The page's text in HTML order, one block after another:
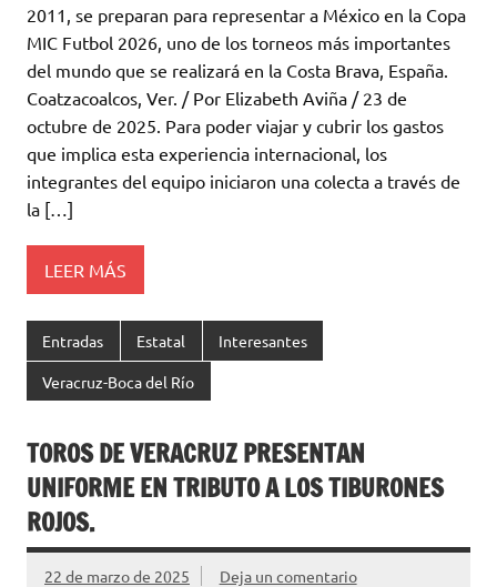
2011, se preparan para representar a México en la Copa
MIC Futbol 2026, uno de los torneos más importantes
del mundo que se realizará en la Costa Brava, España.
Coatzacoalcos, Ver. / Por Elizabeth Aviña / 23 de
octubre de 2025. Para poder viajar y cubrir los gastos
que implica esta experiencia internacional, los
integrantes del equipo iniciaron una colecta a través de
la […]
LEER MÁS
Entradas Estatal Interesantes
Veracruz-Boca del Río
TOROS DE VERACRUZ PRESENTAN
UNIFORME EN TRIBUTO A LOS TIBURONES
ROJOS.
22 de marzo de 2025 Deja un comentario